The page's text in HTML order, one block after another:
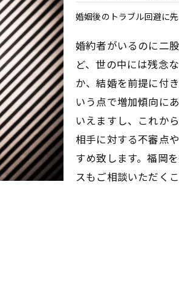
婚姻後のトラブル回避に
婚約者がいるのに二
ど、世の中には残念
か、結婚を前提に付
いう点で増加傾向に
いえますし、これか
相手に対する不審点
すめ致します。福岡
スもご相談いただく